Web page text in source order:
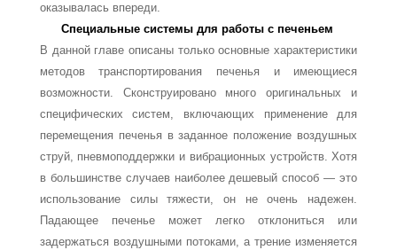
оказывалась впереди.
Специальные системы для работы с печеньем
В данной главе описаны только основные характеристики
методов транспортирования печенья и имеющиеся
возможности. Сконструировано много оригинальных и
специ­фических систем, включающих применение для
перемещения печенья в заданное по­ложение воздушных
струй, пневмоподдержки и вибрационных устройств. Хотя
в большинстве случаев наиболее дешевый способ — это
использование силы тяжести, он не очень надежен.
Падающее печенье может легко отклониться или
задержаться воз­душными потоками, а трение изменяется